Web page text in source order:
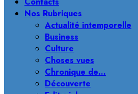
Nos Rubriques
Actualité intemporelle
Business
Culture
Choses vues
Chronique de…
Découverte